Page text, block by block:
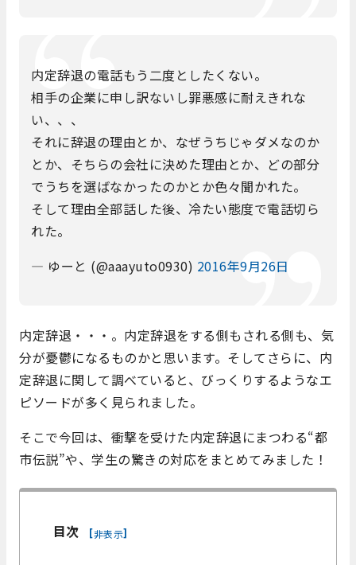
内定辞退の電話もう二度としたくない。
相手の企業に申し訳ないし罪悪感に耐えきれな
い、、、
それに辞退の理由とか、なぜうちじゃダメなのか
とか、そちらの会社に決めた理由とか、どの部分
でうちを選ばなかったのかとか色々聞かれた。
そして理由全部話した後、冷たい態度で電話切ら
れた。
— ゆーと (@aaayuto0930) 2016年9月26日
内定辞退・・・。内定辞退をする側もされる側も、気
分が憂鬱になるものかと思います。そしてさらに、内
定辞退に関して調べていると、びっくりするようなエ
ピソードが多く見られました。
そこで今回は、衝撃を受けた内定辞退にまつわる“都
市伝説”や、学生の驚きの対応をまとめてみました！
目次 [非表示]